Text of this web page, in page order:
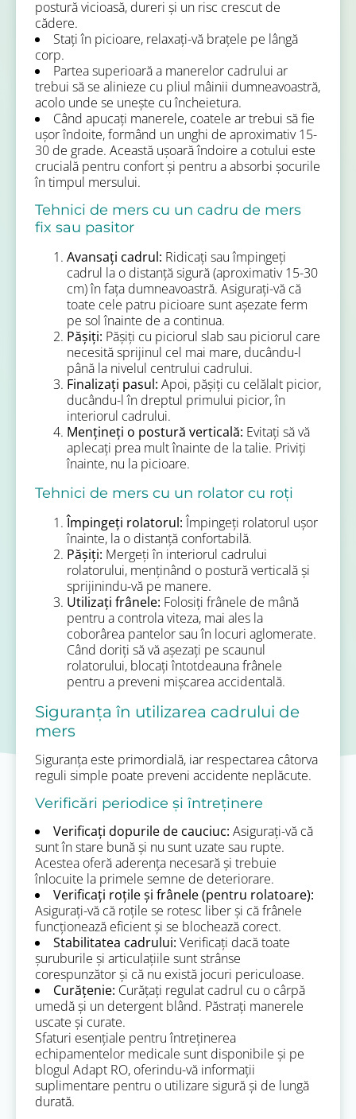
postură vicioasă, dureri și un risc crescut de
cădere.
Stați în picioare, relaxați-vă brațele pe lângă
corp.
Partea superioară a manerelor cadrului ar
trebui să se alinieze cu pliul mâinii dumneavoastră,
acolo unde se unește cu încheietura.
Când apucați manerele, coatele ar trebui să fie
ușor îndoite, formând un unghi de aproximativ 15-
30 de grade. Această ușoară îndoire a cotului este
crucială pentru confort și pentru a absorbi șocurile
în timpul mersului.
Tehnici de mers cu un cadru de mers
fix sau pasitor
Avansați cadrul: Ridicați sau împingeți
cadrul la o distanță sigură (aproximativ 15-30
cm) în fața dumneavoastră. Asigurați-vă că
toate cele patru picioare sunt așezate ferm
pe sol înainte de a continua.
Pășiți: Pășiți cu piciorul slab sau piciorul care
necesită sprijinul cel mai mare, ducându-l
până la nivelul centrului cadrului.
Finalizați pasul: Apoi, pășiți cu celălalt picior,
ducându-l în dreptul primului picior, în
interiorul cadrului.
Mențineți o postură verticală: Evitați să vă
aplecați prea mult înainte de la talie. Priviți
înainte, nu la picioare.
Tehnici de mers cu un rolator cu roți
Împingeți rolatorul: Împingeți rolatorul ușor
înainte, la o distanță confortabilă.
Pășiți: Mergeți în interiorul cadrului
rolatorului, menținând o postură verticală și
sprijinindu-vă pe manere.
Utilizați frânele: Folosiți frânele de mână
pentru a controla viteza, mai ales la
coborârea pantelor sau în locuri aglomerate.
Când doriți să vă așezați pe scaunul
rolatorului, blocați întotdeauna frânele
pentru a preveni mișcarea accidentală.
Siguranța în utilizarea cadrului de
mers
Siguranța este primordială, iar respectarea câtorva
reguli simple poate preveni accidente neplăcute.
Verificări periodice și întreținere
Verificați dopurile de cauciuc: Asigurați-vă că
sunt în stare bună și nu sunt uzate sau rupte.
Acestea oferă aderența necesară și trebuie
înlocuite la primele semne de deteriorare.
Verificați roțile și frânele (pentru rolatoare):
Asigurați-vă că roțile se rotesc liber și că frânele
funcționează eficient și se blochează corect.
Stabilitatea cadrului: Verificați dacă toate
șuruburile și articulațiile sunt strânse
corespunzător și că nu există jocuri periculoase.
Curățenie: Curățați regulat cadrul cu o cârpă
umedă și un detergent blând. Păstrați manerele
uscate și curate.
Sfaturi esențiale pentru întreținerea
echipamentelor medicale sunt disponibile și pe
blogul Adapt RO, oferindu-vă informații
suplimentare pentru o utilizare sigură și de lungă
durată.